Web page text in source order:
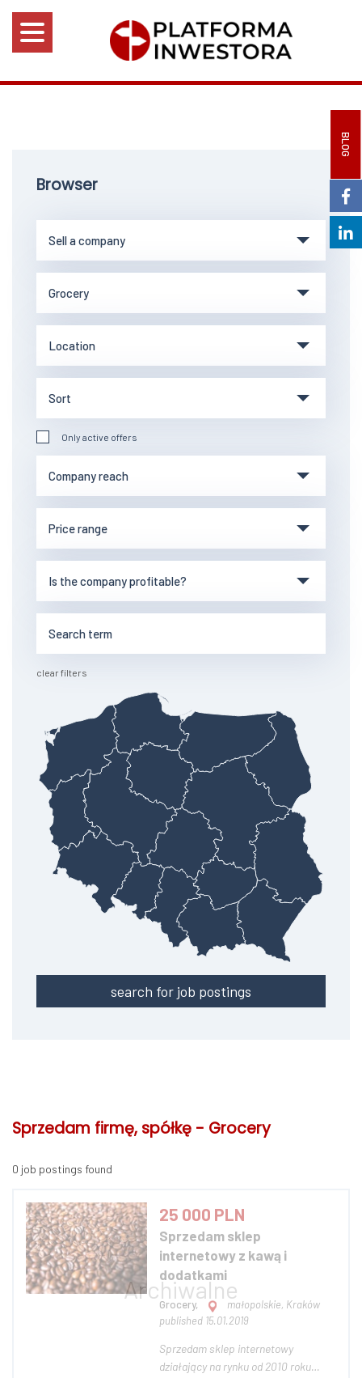
BLOG
Browser
Only active offers
clear filters
search for job postings
Sprzedam firmę, spółkę - Grocery
0 job postings found
25 000 PLN
Sprzedam sklep
internetowy z kawą i
dodatkami
Grocery,
małopolskie, Kraków
published 15.01.2019
Sprzedam sklep internetowy
działający na rynku od 2010 roku